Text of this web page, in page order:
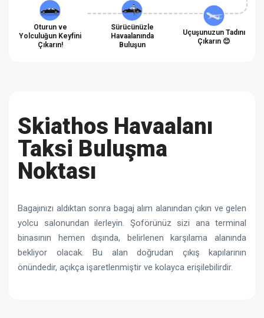
Oturun ve
Yolculuğun Keyfini
Çıkarın!
Sürücünüzle
Havaalanında
Buluşun
Uçuşunuzun Tadını
Çıkarın 😊
Skiathos Havaalanı
Taksi Buluşma
Noktası
Bagajınızı aldıktan sonra bagaj alım alanından çıkın ve gelen
yolcu salonundan ilerleyin. Şoförünüz sizi ana terminal
binasının hemen dışında, belirlenen karşılama alanında
bekliyor olacak. Bu alan doğrudan çıkış kapılarının
önündedir, açıkça işaretlenmiştir ve kolayca erişilebilirdir.